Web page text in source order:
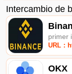
Intercambio de
primer
URL：
OKX